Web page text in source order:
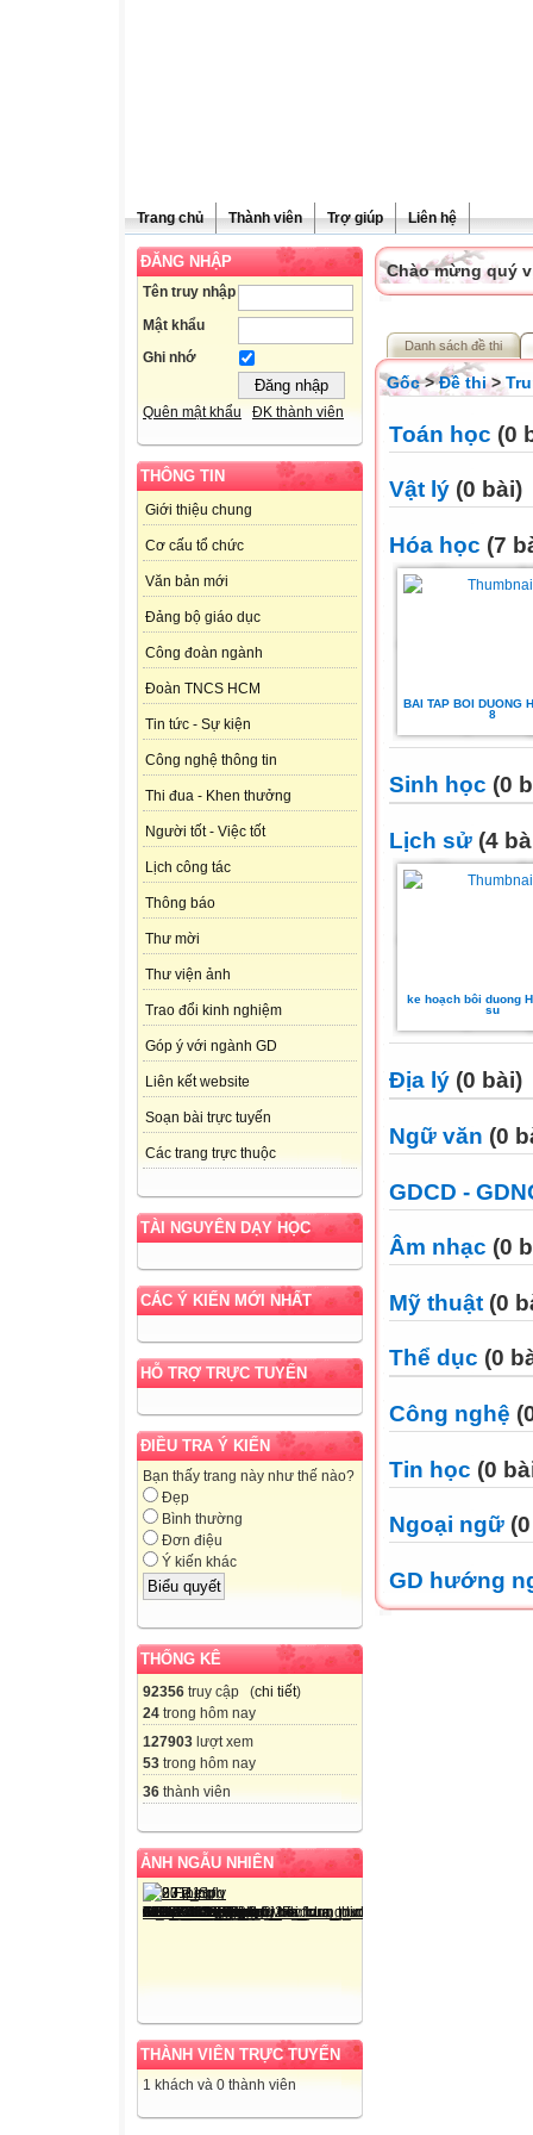
Trang chủ Thành viên Trợ giúp Liên hệ
ĐĂNG NHẬP
Tên truy nhập
Mật khẩu
Ghi nhớ
Quên mật khẩu ĐK thành viên
THÔNG TIN
Giới thiệu chung
Cơ cấu tổ chức
Văn bản mới
Đảng bộ giáo dục
Công đoàn ngành
Đoàn TNCS HCM
Tin tức - Sự kiện
Công nghệ thông tin
Thi đua - Khen thưởng
Người tốt - Việc tốt
Lịch công tác
Thông báo
Thư mời
Thư viện ảnh
Trao đổi kinh nghiệm
Góp ý với ngành GD
Liên kết website
Soạn bài trực tuyến
Các trang trực thuộc
TÀI NGUYÊN DẠY HỌC
CÁC Ý KIẾN MỚI NHẤT
HỖ TRỢ TRỰC TUYẾN
ĐIỀU TRA Ý KIẾN
Bạn thấy trang này như thế nào?
Đẹp
Bình thường
Đơn điệu
Ý kiến khác
THỐNG KÊ
92356 truy cập (chi tiết)
24 trong hôm nay
127903 lượt xem
53 trong hôm nay
36 thành viên
ẢNH NGẪU NHIÊN
THÀNH VIÊN TRỰC TUYẾN
1 khách và 0 thành viên
Chào mừng quý
Danh sách đề thi
Gốc>Đề thi>
Toán học (0
Vật lý (0 bài)
Hóa học (7
BAI TAP BOI DUONG
8
Sinh học (0
Lịch sử (4
ke hoạch bôi duong
su
Địa lý (0 bài)
Ngữ văn (0
GDCD -
Âm nhạc (0
Mỹ thuật (0
Thể dục (0
Công nghệ
Tin học (0
Ngoại ngữ
GD hướng